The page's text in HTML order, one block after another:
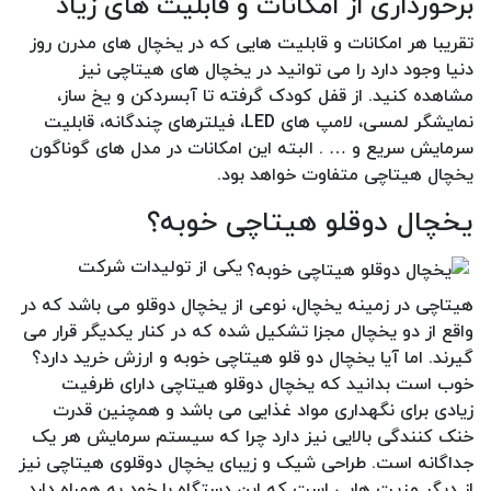
تقریبا هر امکانات و قابلیت هایی که در یخچال های مدرن روز
دنیا وجود دارد را می توانید در یخچال های هیتاچی نیز
مشاهده کنید. از قفل کودک گرفته تا آبسردکن و یخ ساز،
نمایشگر لمسی، لامپ های LED، فیلترهای چندگانه، قابلیت
سرمایش سریع و … . البته این امکانات در مدل های گوناگون
یخچال هیتاچی متفاوت خواهد بود.
یخچال دوقلو هیتاچی خوبه؟
یکی از تولیدات شرکت
هیتاچی در زمینه یخچال، نوعی از یخچال دوقلو می باشد که در
واقع از دو یخچال مجزا تشکیل شده که در کنار یکدیگر قرار می
گیرند. اما آیا یخچال دو قلو هیتاچی خوبه و ارزش خرید دارد؟
خوب است بدانید که یخچال دوقلو هیتاچی دارای ظرفیت
زیادی برای نگهداری مواد غذایی می باشد و همچنین قدرت
خنک کنندگی بالایی نیز دارد چرا که سیستم سرمایش هر یک
جداگانه است. طراحی شیک و زیبای یخچال دوقلوی هیتاچی نیز